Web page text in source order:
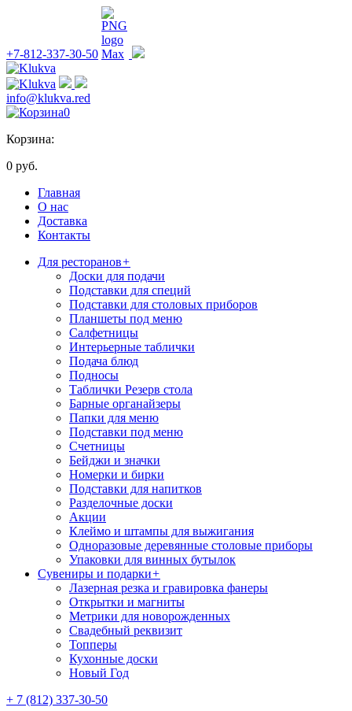
+7-812-337-30-50
info@klukva.red
0
Корзина:
0 руб.
Главная
О нас
Доставка
Контакты
Для ресторанов+
Доски для подачи
Подставки для специй
Подставки для столовых приборов
Планшеты под меню
Салфетницы
Интерьерные таблички
Подача блюд
Подносы
Таблички Резерв стола
Барные органайзеры
Папки для меню
Подставки под меню
Счетницы
Бейджи и значки
Номерки и бирки
Подставки для напитков
Разделочные доски
Акции
Клеймо и штампы для выжигания
Одноразовые деревянные столовые приборы
Упаковки для винных бутылок
Сувениры и подарки+
Лазерная резка и гравировка фанеры
Открытки и магниты
Метрики для новорожденных
Свадебный реквизит
Топперы
Кухонные доски
Новый Год
+ 7 (812) 337-30-50